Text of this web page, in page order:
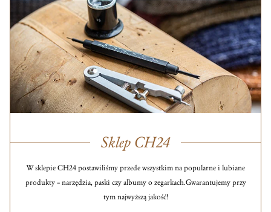
Sklep CH24
W sklepie CH24 postawiliśmy przede wszystkim na popularne i lubiane
produkty – narzędzia, paski czy albumy o zegarkach.Gwarantujemy przy
tym najwyższą jakość!